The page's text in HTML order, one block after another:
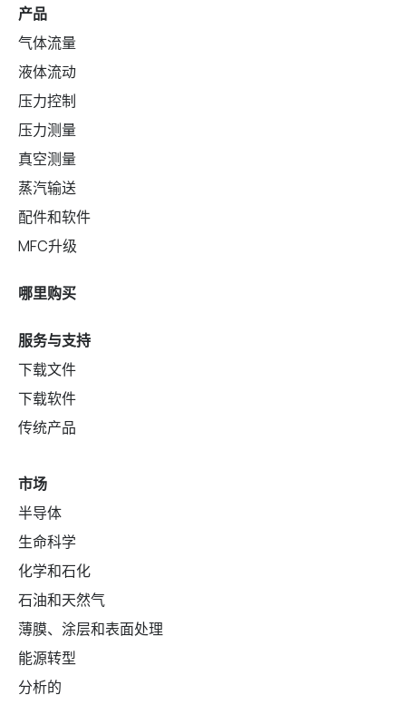
产品
气体流量
液体流动
压力控制
压力测量
真空测量
蒸汽输送
配件和软件
MFC升级
哪里购买
服务与支持
下载文件
下载软件
传统产品
市场
半导体
生命科学
化学和石化
石油和天然气
薄膜、涂层和表面处理
能源转型
分析的